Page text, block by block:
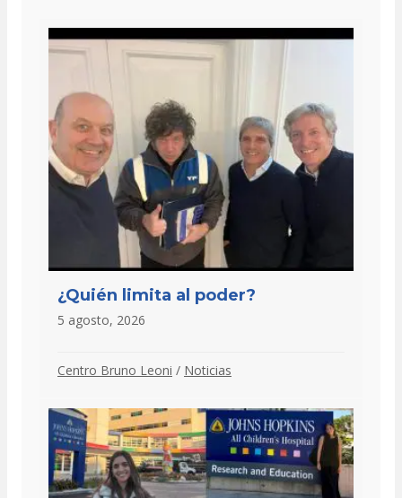
¿Quién limita al poder?
5 agosto, 2026
Centro Bruno Leoni / Noticias